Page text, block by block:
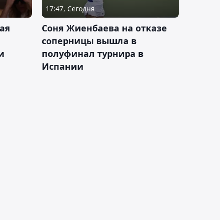
17:47, Сегодня
Соня Жиенбаева на отказе
соперницы вышла в
полуфинал турнира в
Испании